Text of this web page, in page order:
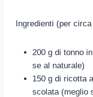
Ingredienti (per
200 g di tonno
se al naturale)
150 g di ricotta
scolata (meglio